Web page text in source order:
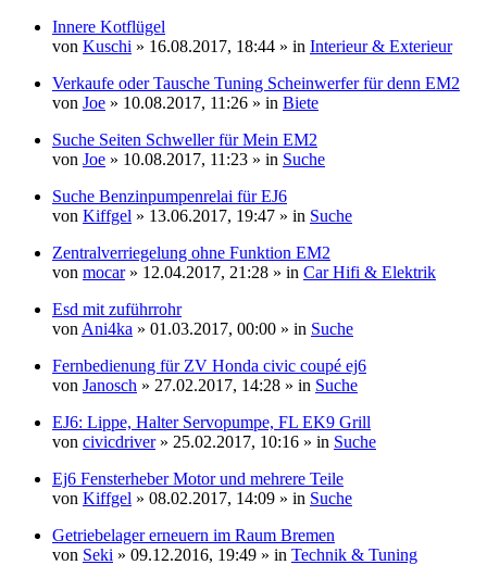
Innere Kotflügel
von Kuschi » 16.08.2017, 18:44 » in Interieur & Exterieur
Verkaufe oder Tausche Tuning Scheinwerfer für denn EM2
von Joe » 10.08.2017, 11:26 » in Biete
Suche Seiten Schweller für Mein EM2
von Joe » 10.08.2017, 11:23 » in Suche
Suche Benzinpumpenrelai für EJ6
von Kiffgel » 13.06.2017, 19:47 » in Suche
Zentralverriegelung ohne Funktion EM2
von mocar» 12.04.2017, 21:28 » in Car Hifi & Elektrik
Esd mit zuführrohr
von Ani4ka » 01.03.2017, 00:00 » in Suche
Fernbedienung für ZV Honda civic coupé ej6
von Janosch » 27.02.2017, 14:28 » in Suche
EJ6: Lippe, Halter Servopumpe, FL EK9 Grill
von civicdriver» 25.02.2017, 10:16 » in Suche
Ej6 Fensterheber Motor und mehrere Teile
von Kiffgel » 08.02.2017, 14:09 » in Suche
Getriebelager erneuern im Raum Bremen
von Seki » 09.12.2016, 19:49 » in Technik & Tuning